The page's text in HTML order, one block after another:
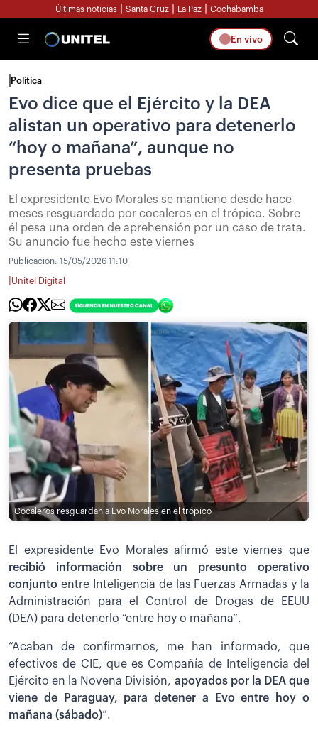
Últimas noticias Santa Cruz La Paz Cochabamba
En vivo
Política
Evo dice que el Ejército y la DEA
alistan un operativo para detenerlo
“hoy o mañana”, aunque no
presenta pruebas
El expresidente Evo Morales se mantiene desde hace
meses resguardado por cocaleros en el trópico. Sobre
él pesa una orden de aprehensión por un caso de trata.
Su anuncio fue hecho este viernes
Publicación: 15/05/2026 11:10
Unitel Digital
Cocaleros resguardan a Evo Morales en el trópico
El expresidente Evo Morales afirmó este viernes que
recibió información sobre un presunto operativo
conjunto entre Inteligencia de las Fuerzas Armadas y la
Administración para el Control de Drogas de EEUU
(DEA) para detenerlo “entre hoy o mañana”.
“Acaban de confirmarnos, me han informado, que
efectivos de CIE, que es Compañía de Inteligencia del
Ejército en la Novena División, apoyados por la DEA que
viene de Paraguay, para detener a Evo entre hoy o
mañana (sábado)”.